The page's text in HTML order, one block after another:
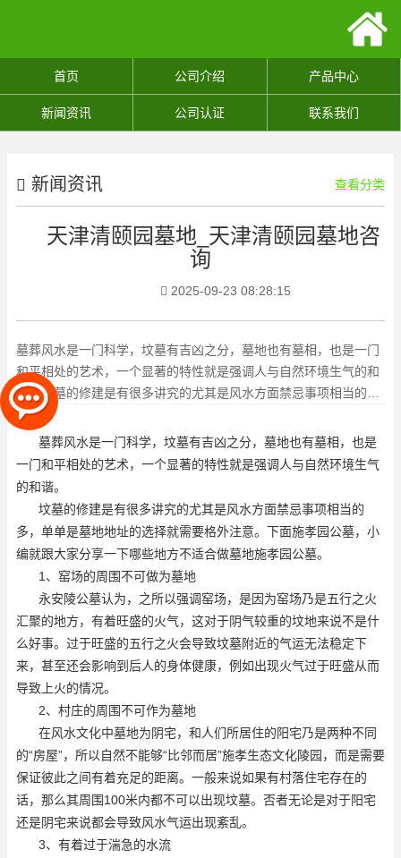
首页 公司介绍 产品中心
新闻资讯 公司认证 联系我们
新闻资讯 查看分类
天津清颐园墓地_天津清颐园墓地咨
询
2025-09-23 08:28:15
墓葬风水是一门科学，坟墓有吉凶之分，墓地也有墓相，也是一门
和平相处的艺术，一个显著的特性就是强调人与自然环境生气的和
谐。坟墓的修建是有很多讲究的尤其是风水方面禁忌事项相当的
多，单单是墓地地址的选择就需
墓葬风水是一门科学，坟墓有吉凶之分，墓地也有墓相，也是
一门和平相处的艺术，一个显著的特性就是强调人与自然环境生气
的和谐。
坟墓的修建是有很多讲究的尤其是风水方面禁忌事项相当的
多，单单是墓地地址的选择就需要格外注意。下面施孝园公墓，小
编就跟大家分享一下哪些地方不适合做墓地施孝园公墓。
1、窑场的周围不可做为墓地
永安陵公墓认为，之所以强调窑场，是因为窑场乃是五行之火
汇聚的地方，有着旺盛的火气，这对于阴气较重的坟地来说不是什
么好事。过于旺盛的五行之火会导致坟墓附近的气运无法稳定下
来，甚至还会影响到后人的身体健康，例如出现火气过于旺盛从而
导致上火的情况。
2、村庄的周围不可作为墓地
在风水文化中墓地为阴宅，和人们所居住的阳宅乃是两种不同
的“房屋”，所以自然不能够“比邻而居”施孝生态文化陵园 ，而是需要
保证彼此之间有着充足的距离。一般来说如果有村落住宅存在的
话，那么其周围100米内都不可以出现坟墓。否者无论是对于阳宅
还是阴宅来说都会导致风水气运出现紊乱。
3、有着过于湍急的水流